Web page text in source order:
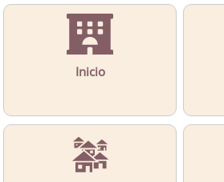
Inicio